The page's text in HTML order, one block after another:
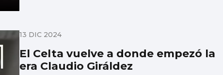
13 DIC 2024
El Celta vuelve a donde empezó la
era Claudio Giráldez